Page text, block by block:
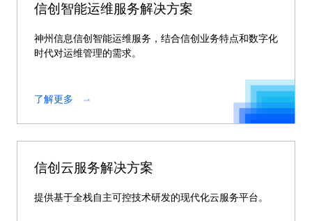
信创智能运维服务解决方案
神州信息信创智能运维服务，结合信创业务特点和数字化
时代对运维管理的需求。
了解更多
信创云服务解决方案
提供基于全栈自主可控技术研发的现代化云服务平台。